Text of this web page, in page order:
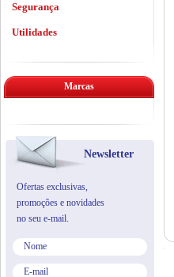
Segurança
Utilidades
Marcas
Newsletter
Ofertas exclusivas,
promoções e novidades
no seu e-mail.